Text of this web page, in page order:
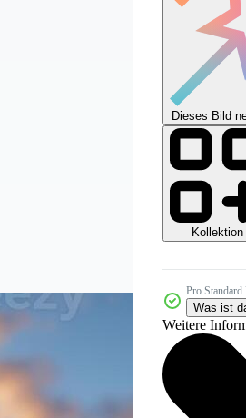
Dieses Bild
Kollektion
Pro Standard
Was ist
Weitere